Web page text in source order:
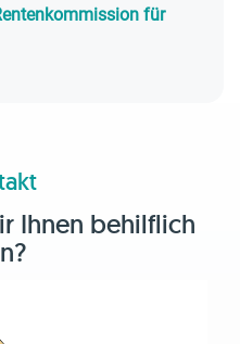
für
Ihnen behilflich